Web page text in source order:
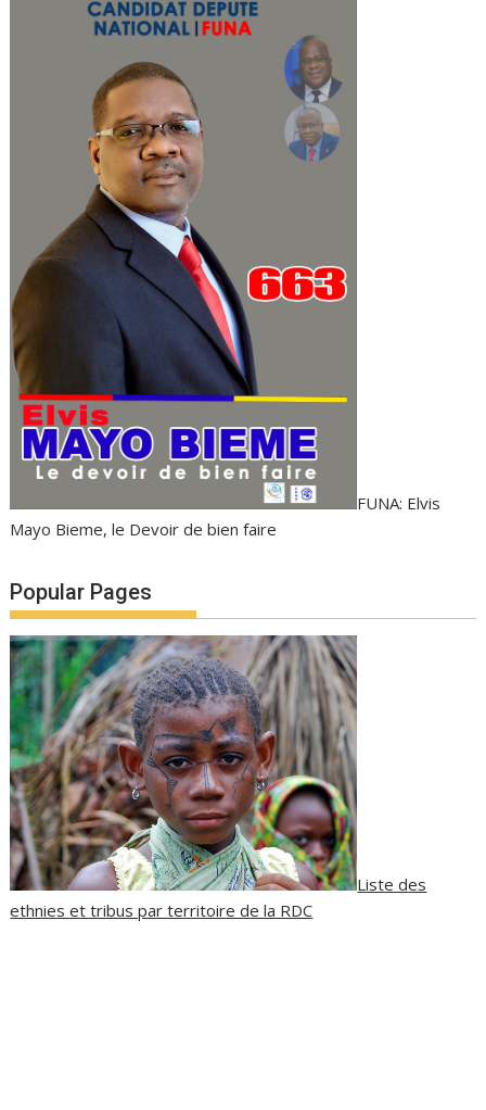
FUNA: Elvis
Mayo Bieme, le Devoir de bien faire
Popular Pages
Liste des
ethnies et tribus par territoire de la RDC